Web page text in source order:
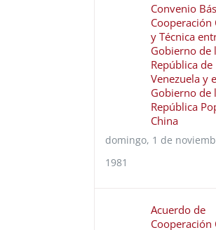
Convenio
Cooperación
y Técnica
Gobierno de
República de
Venezuela y
Gobierno de
República
China
domingo, 1 de
1981
Acuerdo de
Cooperación